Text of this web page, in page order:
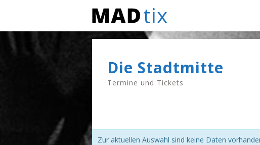
Die Stadtmitte
Termine und Tickets
Zur aktuellen Auswahl sind keine Daten